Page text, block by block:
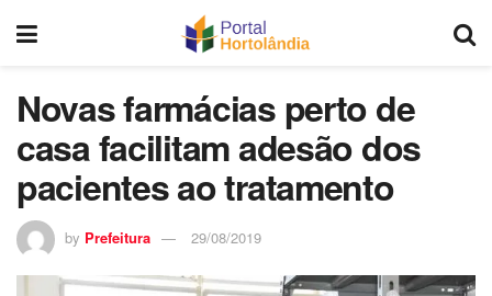
Novas farmácias perto de
casa facilitam adesão dos
pacientes ao tratamento
by Prefeitura 29/08/2019